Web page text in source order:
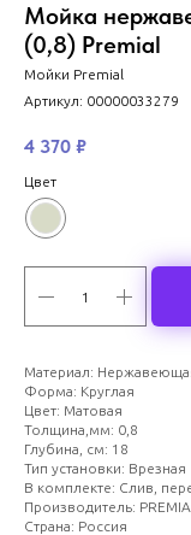
Мойка
(0,8) Premial
Мойки Premial
Артикул: 00000033279
4 370 ₽
Цвет
Материал:
Форма: Круглая
Цвет: Матовая
Толщина,мм: 0,8
Глубина, см: 18
Тип установки: Врезная
В комплекте: Слив,
Производитель:
Страна: Россия